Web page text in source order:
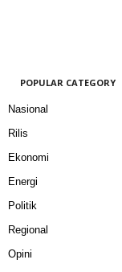
POPULAR CATEGORY
Nasional
Rilis
Ekonomi
Energi
Politik
Regional
Opini